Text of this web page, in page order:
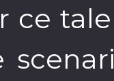
ce